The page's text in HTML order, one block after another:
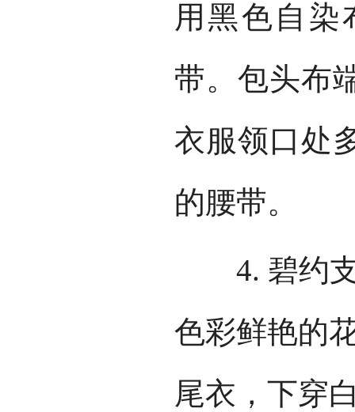
用黑色自染
带。包头布
衣服领口处
的腰带。
4. 碧约支
色彩鲜艳的
尾衣，下穿